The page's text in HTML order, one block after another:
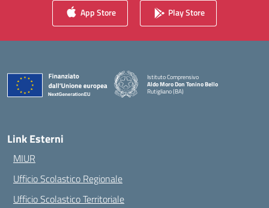
App Store Play Store
Istituto Comprensivo
Aldo Moro Don Tonino Bello
Rutigliano (BA)
— Visita la pagina iniziale della scuola
Link Esterni
MIUR
Ufficio Scolastico Regionale
Ufficio Scolastico Territoriale